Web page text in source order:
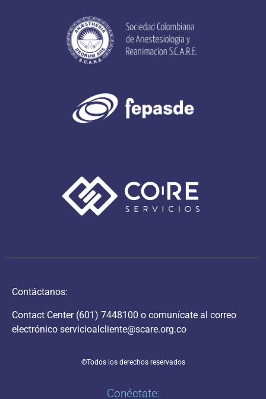
Contáctanos:
Contact Center (601) 7448100 o comunícate al correo
electrónico servicioalcliente@scare.org.co
©Todos los derechos reservados
Conéctate: